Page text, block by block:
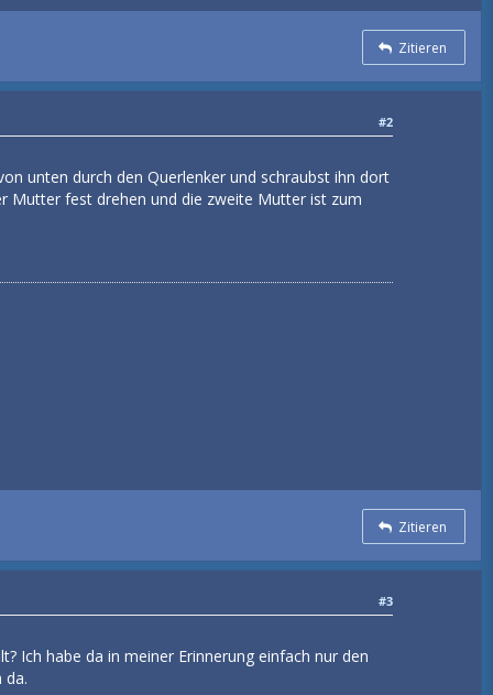
Zitieren
#2
unten durch den Querlenker und schraubst ihn dort
Mutter fest drehen und die zweite Mutter ist zum
Zitieren
#3
Ich habe da in meiner Erinnerung einfach nur den
da.